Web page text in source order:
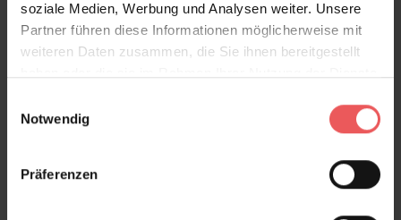
soziale Medien, Werbung und Analysen weiter. Unsere
Partner führen diese Informationen möglicherweise mit
weiteren Daten zusammen, die Sie ihnen bereitgestellt
Notwendig
Präferenzen
Frage stellen
+49 (0)221 932 81 82